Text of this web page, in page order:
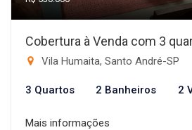
Cobertura à Venda com 3
Vila Humaita, Santo André-SP
3 Quartos 2 Banheiros 2
Mais informações